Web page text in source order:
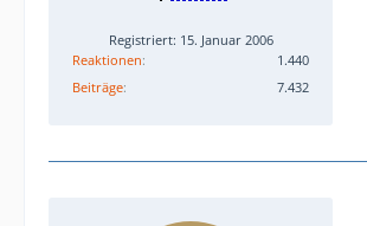
Registriert: 15. Januar 2006
Reaktionen
1.440
Beiträge
7.432